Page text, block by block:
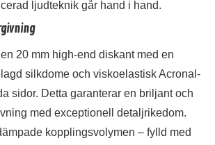
ljudteknik går hand i hand.
20 mm high-end diskant med en
silkdome och viskoelastisk Acronal-
sidor. Detta garanterar en briljant och
med exceptionell detaljrikedom.
kopplingsvolymen – fylld med